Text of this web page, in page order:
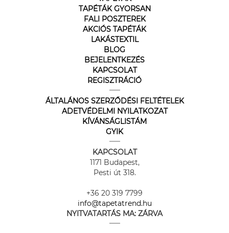
TAPÉTÁK GYORSAN
FALI POSZTEREK
AKCIÓS TAPÉTÁK
LAKÁSTEXTIL
BLOG
BEJELENTKEZÉS
KAPCSOLAT
REGISZTRÁCIÓ
ÁLTALÁNOS SZERZŐDÉSI FELTÉTELEK
ADETVÉDELMI NYILATKOZAT
KÍVÁNSÁGLISTÁM
GYIK
KAPCSOLAT
1171 Budapest,
Pesti út 318.
+36 20 319 7799
info@tapetatrend.hu
NYITVATARTÁS MA: ZÁRVA